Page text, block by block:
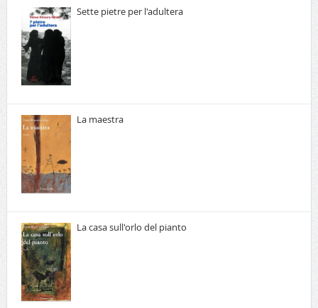
Sette pietre per l'adultera
La maestra
La casa sull'orlo del pianto